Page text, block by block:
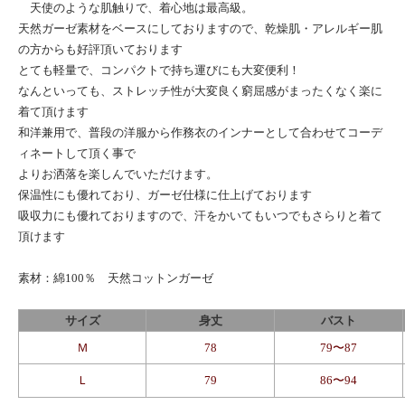
天使のような肌触りで、着心地は最高級。
天然ガーゼ素材をベースにしておりますので、乾燥肌・アレルギー肌
の方からも好評頂いております
とても軽量で、コンパクトで持ち運びにも大変便利！
なんといっても、ストレッチ性が大変良く窮屈感がまったくなく楽に
着て頂けます
和洋兼用で、普段の洋服から作務衣のインナーとして合わせてコーデ
ィネートして頂く事で
よりお洒落を楽しんでいただけます。
保温性にも優れており、ガーゼ仕様に仕上げております
吸収力にも優れておりますので、汗をかいてもいつでもさらりと着て
頂けます
素材：綿100％ 天然コットンガーゼ
サイズ 身丈
バスト
Ｍ
78 79〜87
Ｌ 79 86〜94